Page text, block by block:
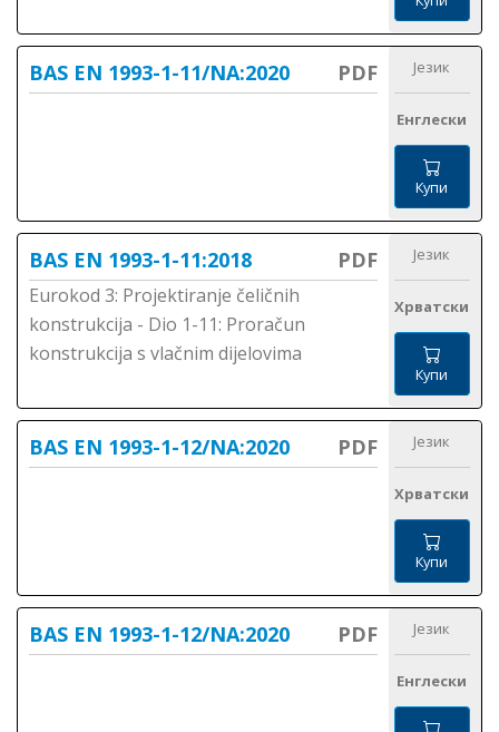
BAS EN 1993-1-11/NA:2020 PDF Језик
Енглески
Купи
BAS EN 1993-1-11:2018 PDF
Eurokod 3: Projektiranje čeličnih
konstrukcija - Dio 1-11: Proračun
konstrukcija s vlačnim dijelovima
Језик
Хрватски
Купи
BAS EN 1993-1-12/NA:2020 PDF Језик
Хрватски
Купи
BAS EN 1993-1-12/NA:2020 PDF Језик
Енглески